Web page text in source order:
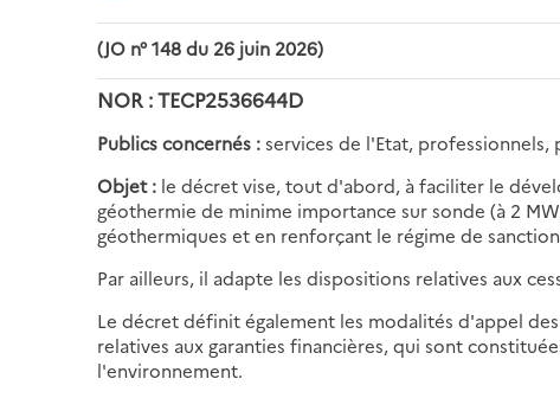
(JO n° 148 du 26 juin 2026)
NOR : TECP2536644D
Publics concernés :services de l'Etat,
Objet : le décret vise, tout d'abord, à faciliter le
géothermie de minime importance sur sonde (à 2
géothermiques et en renforçant le régime de
Par ailleurs, il adapte les dispositions relatives aux
Le décret définit également les modalités d'appel
relatives aux garanties financières, qui sont
l'environnement.